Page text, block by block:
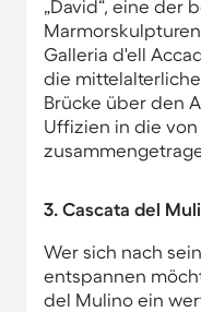
„David“, eine der
Galleria d'ell
die
Brücke über den
Uffizien in die
3. Cascata del
Wer sich nach
entspannen
del Mulino ein